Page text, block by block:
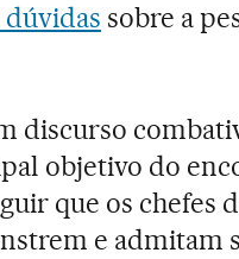
sobre a
discurso
objetivo do
que os chefes
e admitam